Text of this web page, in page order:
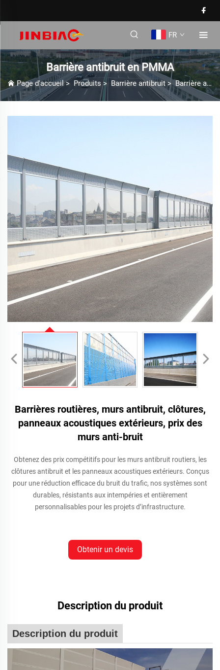
FR
Barrière antibruit en PMMA
Page d'accueil> Produits > Barrière antibruit> Barrière antibruit en PMMA
Barrières routières, murs antibruit, clôtures,
panneaux acoustiques extérieurs, prix des
murs anti-bruit
Obtenez des prix compétitifs pour les murs antibruit routiers, les
clôtures antibruit et les panneaux acoustiques extérieurs. Conçus
pour une réduction efficace du bruit du trafic, nos systèmes sont
durables, résistants aux intempéries et entièrement
personnalisables pour les projets d’infrastructure.
Obtenir un devis
Description du produit
Description du produit